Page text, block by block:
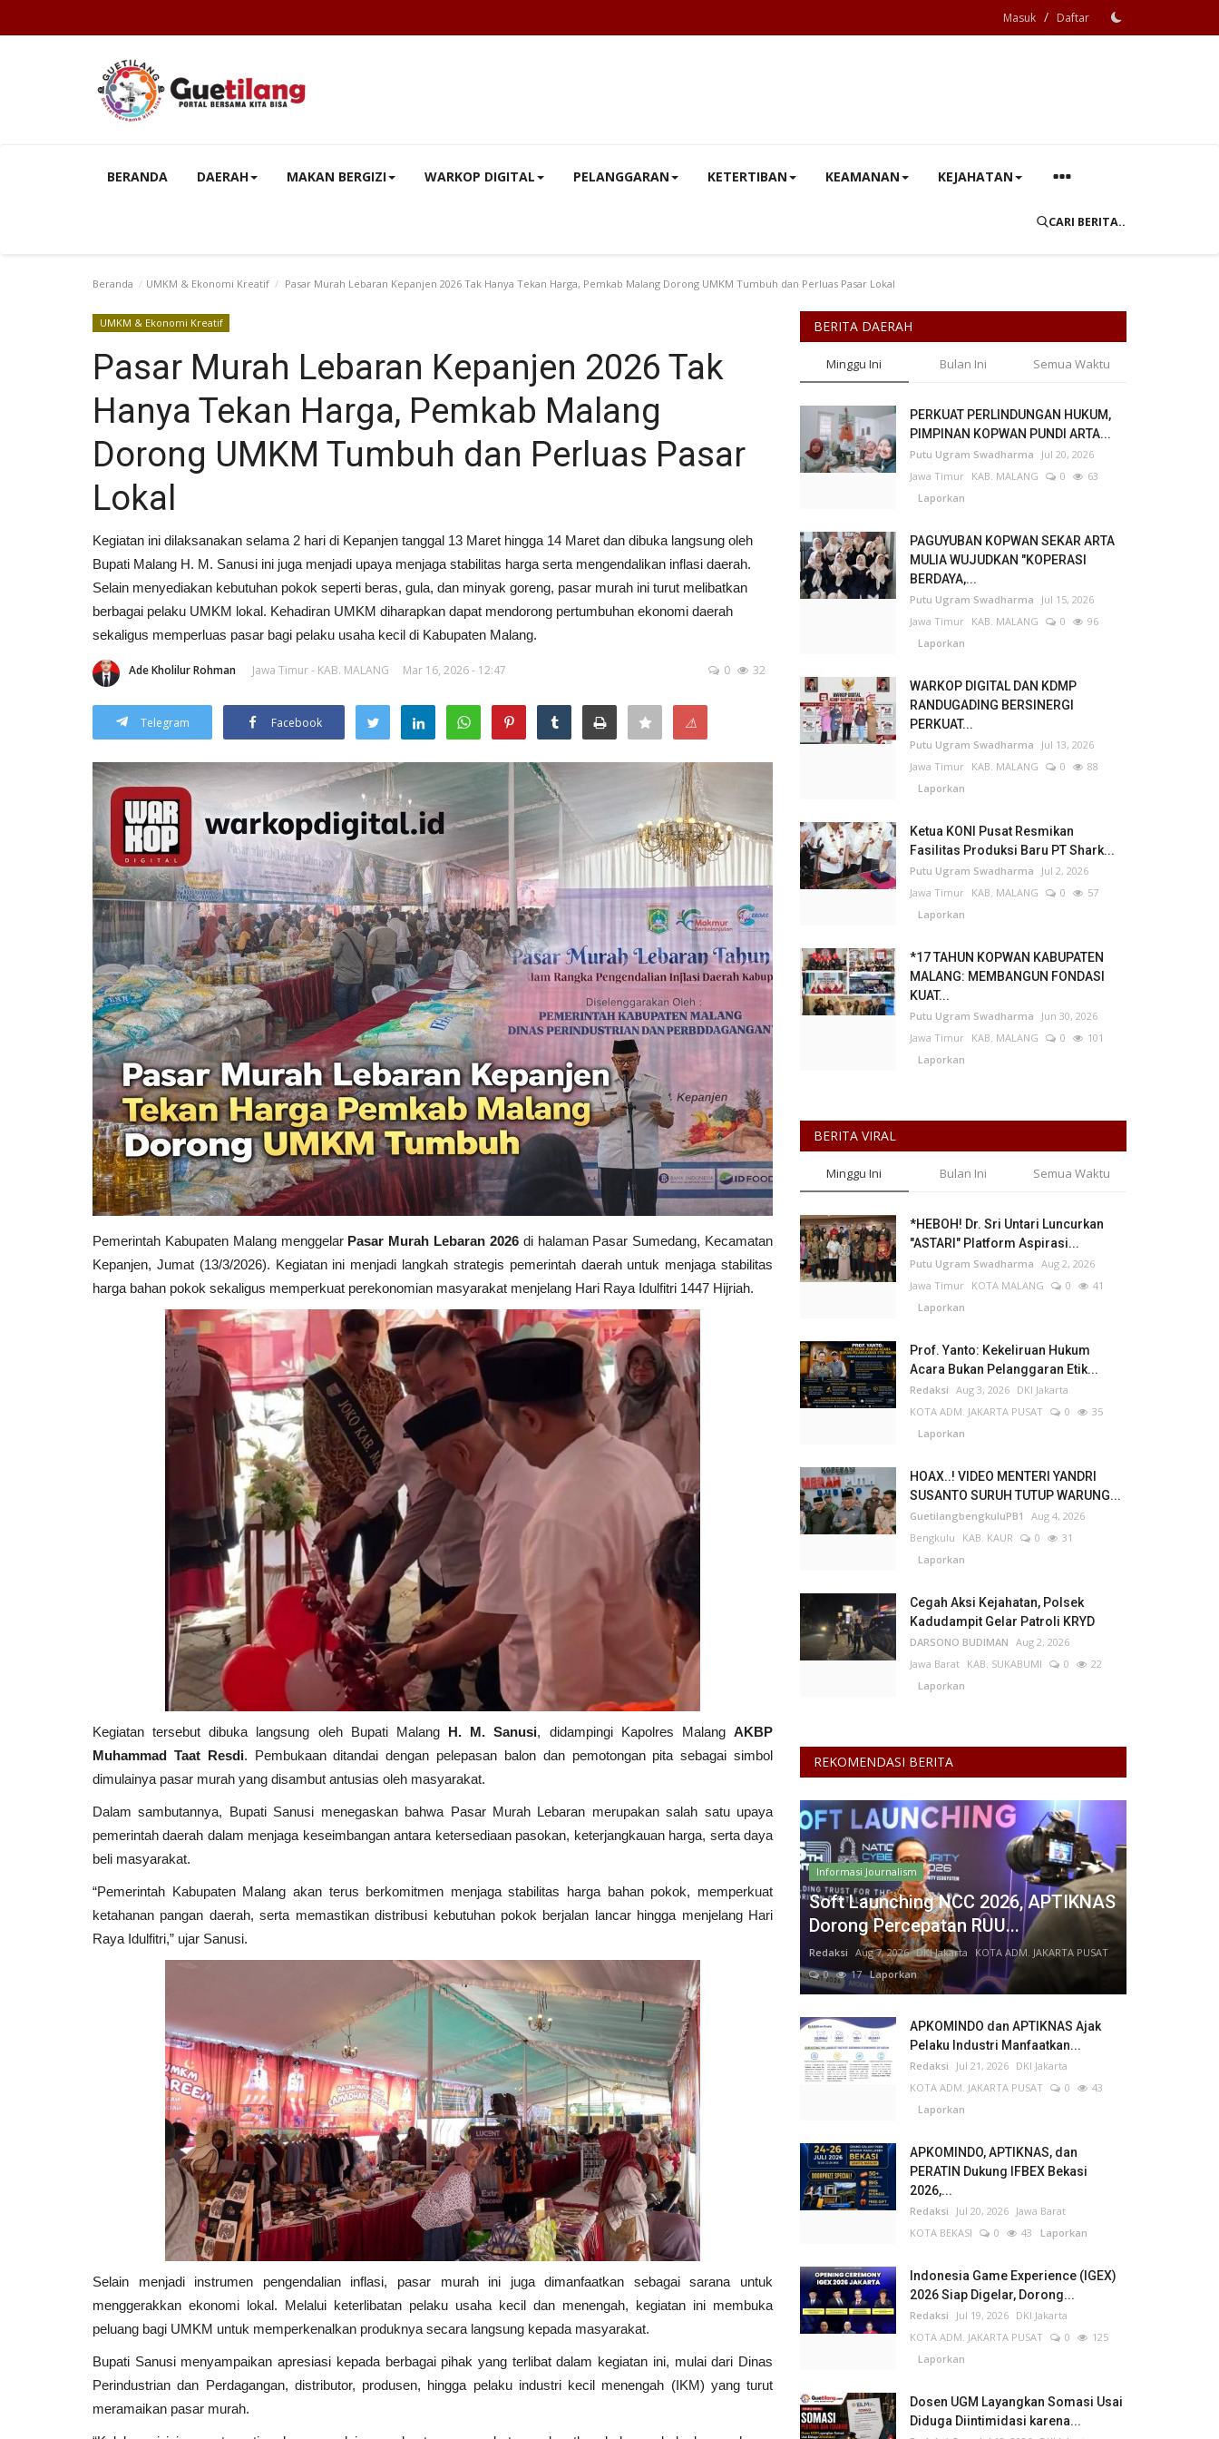
Masuk / Daftar
BERANDA DAERAH MAKAN BERGIZI WARKOP DIGITAL PELANGGARAN KETERTIBAN KEAMANAN KEJAHATAN
CARI BERITA..
Beranda UMKM & Ekonomi Kreatif Pasar Murah Lebaran Kepanjen 2026 Tak Hanya Tekan Harga, Pemkab Malang Dorong UMKM Tumbuh dan Perluas Pasar Lokal
UMKM & Ekonomi Kreatif
Pasar Murah Lebaran Kepanjen 2026 Tak
Hanya Tekan Harga, Pemkab Malang
Dorong UMKM Tumbuh dan Perluas Pasar
Lokal
Kegiatan ini dilaksanakan selama 2 hari di Kepanjen tanggal 13 Maret hingga 14 Maret dan dibuka langsung oleh
Bupati Malang H. M. Sanusi ini juga menjadi upaya menjaga stabilitas harga serta mengendalikan inflasi daerah.
Selain menyediakan kebutuhan pokok seperti beras, gula, dan minyak goreng, pasar murah ini turut melibatkan
berbagai pelaku UMKM lokal. Kehadiran UMKM diharapkan dapat mendorong pertumbuhan ekonomi daerah
sekaligus memperluas pasar bagi pelaku usaha kecil di Kabupaten Malang.
Ade Kholilur Rohman Jawa Timur - KAB. MALANG Mar 16, 2026 - 12:47 0 32
Telegram Facebook ⚠
Pemerintah Kabupaten Malang menggelar Pasar Murah Lebaran 2026di halaman Pasar Sumedang, Kecamatan
Kepanjen, Jumat (13/3/2026). Kegiatan ini menjadi langkah strategis pemerintah daerah untuk menjaga stabilitas
harga bahan pokok sekaligus memperkuat perekonomian masyarakat menjelang Hari Raya Idulfitri 1447 Hijriah.
Kegiatan tersebut dibuka langsung oleh Bupati Malang H. M. Sanusi, didampingi Kapolres MalangAKBP
Muhammad Taat Resdi. Pembukaan ditandai dengan pelepasan balon dan pemotongan pita sebagai simbol
dimulainya pasar murah yang disambut antusias oleh masyarakat.
Dalam sambutannya, Bupati Sanusi menegaskan bahwa Pasar Murah Lebaran merupakan salah satu upaya
pemerintah daerah dalam menjaga keseimbangan antara ketersediaan pasokan, keterjangkauan harga, serta daya
beli masyarakat.
“Pemerintah Kabupaten Malang akan terus berkomitmen menjaga stabilitas harga bahan pokok, memperkuat
ketahanan pangan daerah, serta memastikan distribusi kebutuhan pokok berjalan lancar hingga menjelang Hari
Raya Idulfitri,” ujar Sanusi.
Selain menjadi instrumen pengendalian inflasi, pasar murah ini juga dimanfaatkan sebagai sarana untuk
menggerakkan ekonomi lokal. Melalui keterlibatan pelaku usaha kecil dan menengah, kegiatan ini membuka
peluang bagi UMKM untuk memperkenalkan produknya secara langsung kepada masyarakat.
Bupati Sanusi menyampaikan apresiasi kepada berbagai pihak yang terlibat dalam kegiatan ini, mulai dari Dinas
Perindustrian dan Perdagangan, distributor, produsen, hingga pelaku industri kecil menengah (IKM) yang turut
meramaikan pasar murah.
BERITA DAERAH
Minggu Ini Bulan Ini Semua Waktu
PERKUAT PERLINDUNGAN HUKUM,
PIMPINAN KOPWAN PUNDI ARTA...
Putu Ugram Swadharma
Jul 20, 2026
Jawa Timur KAB. MALANG 0
63
Laporkan
PAGUYUBAN KOPWAN SEKAR ARTA
MULIA WUJUDKAN "KOPERASI
BERDAYA,...
Putu Ugram Swadharma
Jul 15, 2026
Jawa Timur KAB. MALANG 0
96
Laporkan
WARKOP DIGITAL DAN KDMP
RANDUGADING BERSINERGI
PERKUAT...
Putu Ugram Swadharma
Jul 13, 2026
Jawa Timur KAB. MALANG 0
88
Laporkan
Ketua KONI Pusat Resmikan
Fasilitas Produksi Baru PT Shark...
Putu Ugram Swadharma
Jul 2, 2026
Jawa Timur KAB. MALANG 0
57
Laporkan
*17 TAHUN KOPWAN KABUPATEN
MALANG: MEMBANGUN FONDASI
KUAT...
Putu Ugram Swadharma
Jun 30, 2026
Jawa Timur KAB. MALANG 0
101
Laporkan
BERITA VIRAL
Minggu Ini Bulan Ini Semua Waktu
*HEBOH! Dr. Sri Untari Luncurkan
"ASTARI" Platform Aspirasi...
Putu Ugram Swadharma Aug 2, 2026
Jawa Timur KOTA MALANG 0
41
Laporkan
Prof. Yanto: Kekeliruan Hukum
Acara Bukan Pelanggaran Etik...
Redaksi Aug 3, 2026 DKI Jakarta
KOTA ADM. JAKARTA PUSAT
0
35
Laporkan
HOAX..! VIDEO MENTERI YANDRI
SUSANTO SURUH TUTUP WARUNG...
GuetilangbengkuluPB1
Aug 4, 2026
Bengkulu
KAB. KAUR 0
31
Laporkan
Cegah Aksi Kejahatan, Polsek
Kadudampit Gelar Patroli KRYD
DARSONO BUDIMAN Aug 2, 2026
Jawa Barat KAB. SUKABUMI 0
22
Laporkan
REKOMENDASI BERITA
Informasi Journalism
Soft Launching NCC 2026, APTIKNAS
Dorong Percepatan RUU...
Redaksi Aug 7, 2026 DKI Jakarta
KOTA ADM. JAKARTA PUSAT
0
17Laporkan
APKOMINDO dan APTIKNAS Ajak
Pelaku Industri Manfaatkan...
Redaksi Jul 21, 2026 DKI Jakarta
KOTA ADM. JAKARTA PUSAT
0
43
Laporkan
APKOMINDO, APTIKNAS, dan
PERATIN Dukung IFBEX Bekasi
2026,...
Redaksi Jul 20, 2026 Jawa Barat
KOTA BEKASI
0 43 Laporkan
Indonesia Game Experience (IGEX)
2026 Siap Digelar, Dorong...
Redaksi Jul 19, 2026 DKI Jakarta
KOTA ADM. JAKARTA PUSAT
0
125
Laporkan
Dosen UGM Layangkan Somasi Usai
Diduga Diintimidasi karena...